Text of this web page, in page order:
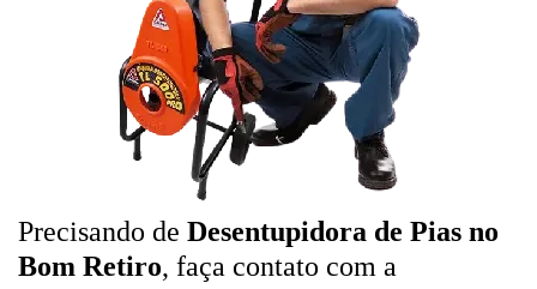
Precisando de Desentupidora de Pias no
Bom Retiro, faça contato com a